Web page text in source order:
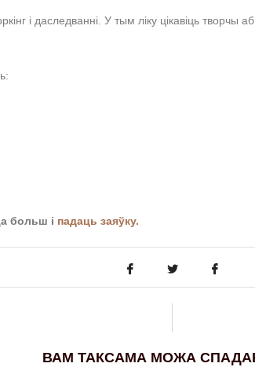
і даследванні. У тым ліку цікавіць творчы
больш і падаць заяўку.
ВАМ ТАКСАМА МОЖА